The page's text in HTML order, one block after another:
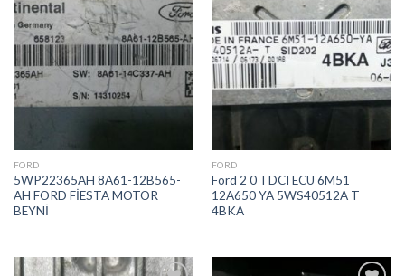
İstek
Listeme
Ekle
FORD
5WP22365AH 8A61-12B565-
AH FORD FİESTA MOTOR
BEYNİ
İstek
Listeme
Ekle
FORD
Ford 2 0 TDCI ECU 6M51
12A650 YA 5WS40512A T
4BKA